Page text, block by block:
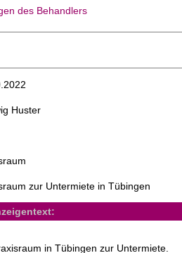
des Behandlers
Huster
zur Untermiete in Tübingen
in Tübingen zur Untermiete.